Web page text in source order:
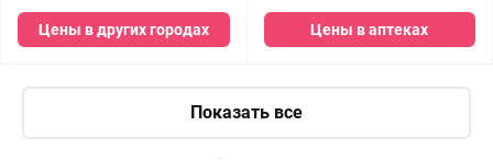
Цены в других городах Цены в аптеках
Показать все